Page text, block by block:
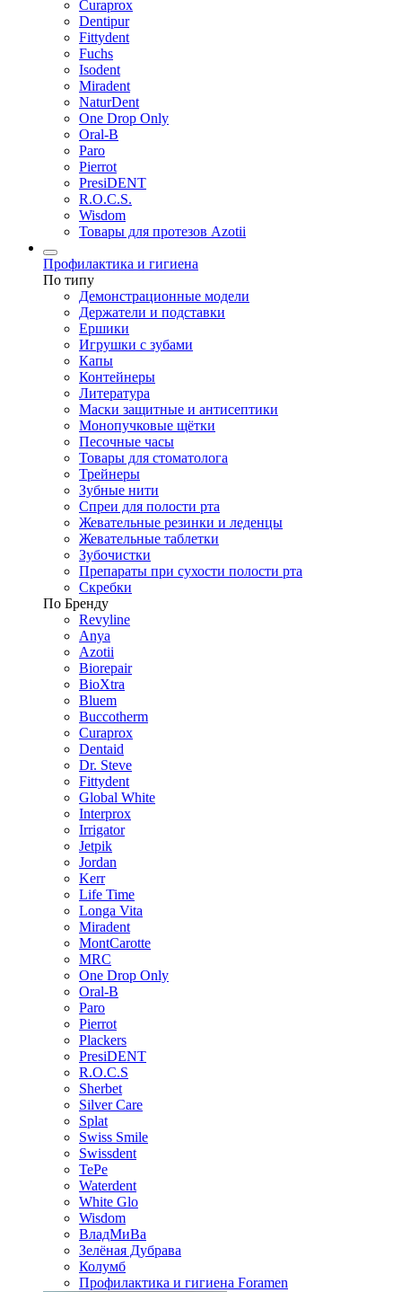
Curaprox
Dentipur
Fittydent
Fuchs
Isodent
Miradent
NaturDent
One Drop Only
Oral-B
Paro
Pierrot
PresiDENT
R.O.C.S.
Wisdom
Товары для протезов Azotii
Профилактика и гигиена
По типу
Демонстрационные модели
Держатели и подставки
Ершики
Игрушки с зубами
Капы
Контейнеры
Литература
Маски защитные и антисептики
Монопучковые щётки
Песочные часы
Товары для стоматолога
Трейнеры
Зубные нити
Спреи для полости рта
Жевательные резинки и леденцы
Жевательные таблетки
Зубочистки
Препараты при сухости полости рта
Скребки
По Бренду
Revyline
Anya
Azotii
Biorepair
BioXtra
Bluem
Buccotherm
Curaprox
Dentaid
Dr. Steve
Fittydent
Global White
Interprox
Irrigator
Jetpik
Jordan
Kerr
Life Time
Longa Vita
Miradent
MontCarotte
MRC
One Drop Only
Oral-B
Paro
Pierrot
Plackers
PresiDENT
R.O.C.S
Sherbet
Silver Care
Splat
Swiss Smile
Swissdent
TePe
Waterdent
White Glo
Wisdom
ВладМиВа
Зелёная Дубрава
Колумб
Профилактика и гигиена Foramen